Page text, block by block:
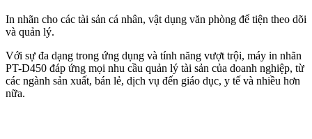
In nhãn cho các tài sản cá nhân, vật dụng văn phòng để tiện theo dõi
và quản lý.
Với sự đa dạng trong ứng dụng và tính năng vượt trội, máy in nhãn
PT-D450 đáp ứng mọi nhu cầu quản lý tài sản của doanh nghiệp, từ
các ngành sản xuất, bán lẻ, dịch vụ đến giáo dục, y tế và nhiều hơn
nữa.